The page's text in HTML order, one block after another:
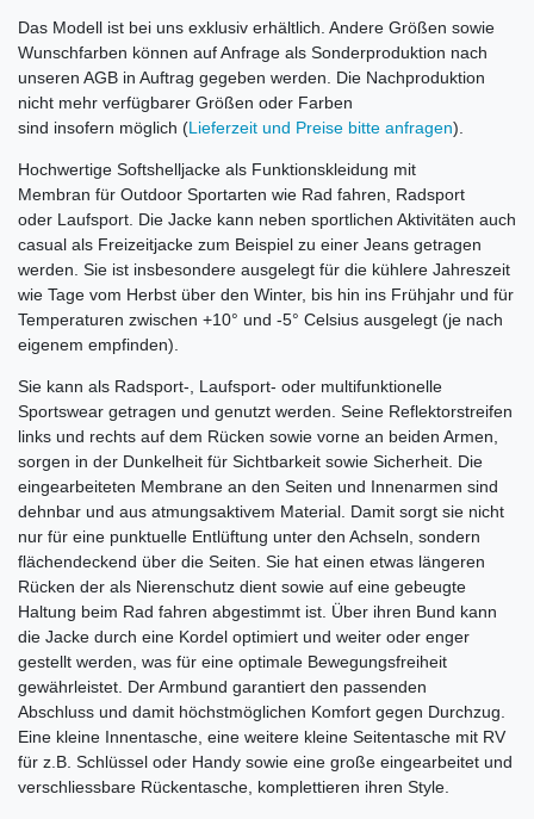
Das Modell ist bei uns exklusiv erhältlich. Andere Größen sowie
Wunschfarben können auf Anfrage als Sonderproduktion nach
unseren AGB in Auftrag gegeben werden. Die Nachproduktion
nicht mehr verfügbarer Größen oder Farben
sind insofern möglich (Lieferzeit und Preise bitte anfragen).
Hochwertige Softshelljacke als Funktionskleidung mit
Membran für Outdoor Sportarten wie Rad fahren, Radsport
oder Laufsport. Die Jacke kann neben sportlichen Aktivitäten auch
casual als Freizeitjacke zum Beispiel zu einer Jeans getragen
werden. Sie ist insbesondere ausgelegt für die kühlere Jahreszeit
wie Tage vom Herbst über den Winter, bis hin ins Frühjahr und für
Temperaturen zwischen +10° und -5° Celsius ausgelegt (je nach
eigenem empfinden).
Sie kann als Radsport-, Laufsport- oder multifunktionelle
Sportswear getragen und genutzt werden. Seine Reflektorstreifen
links und rechts auf dem Rücken sowie vorne an beiden Armen,
sorgen in der Dunkelheit für Sichtbarkeit sowie Sicherheit. Die
eingearbeiteten Membrane an den Seiten und Innenarmen sind
dehnbar und aus atmungsaktivem Material. Damit sorgt sie nicht
nur für eine punktuelle Entlüftung unter den Achseln, sondern
flächendeckend über die Seiten. Sie hat einen etwas längeren
Rücken der als Nierenschutz dient sowie auf eine gebeugte
Haltung beim Rad fahren abgestimmt ist. Über ihren Bund kann
die Jacke durch eine Kordel optimiert und weiter oder enger
gestellt werden, was für eine optimale Bewegungsfreiheit
gewährleistet. Der Armbund garantiert den passenden
Abschluss und damit höchstmöglichen Komfort gegen Durchzug.
Eine kleine Innentasche, eine weitere kleine Seitentasche mit RV
für z.B. Schlüssel oder Handy sowie eine große eingearbeitet und
verschliessbare Rückentasche, komplettieren ihren Style.